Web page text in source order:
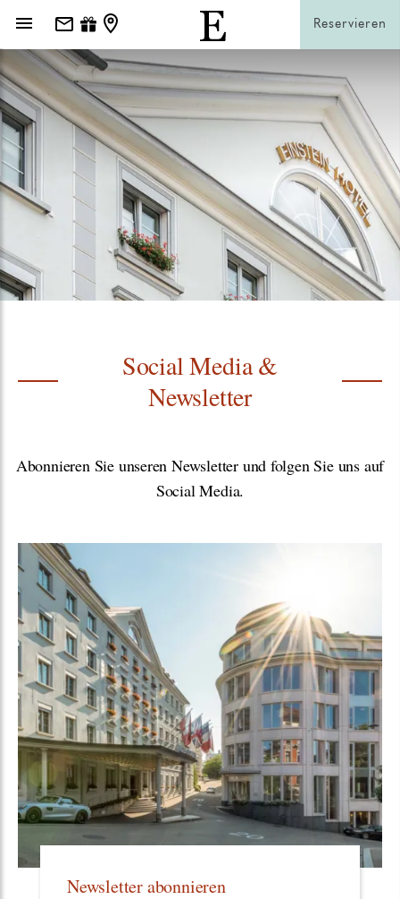
Reservieren
Social Media &
Newsletter
Abonnieren Sie unseren Newsletter und folgen Sie uns auf
Social Media.
Newsletter abonnieren